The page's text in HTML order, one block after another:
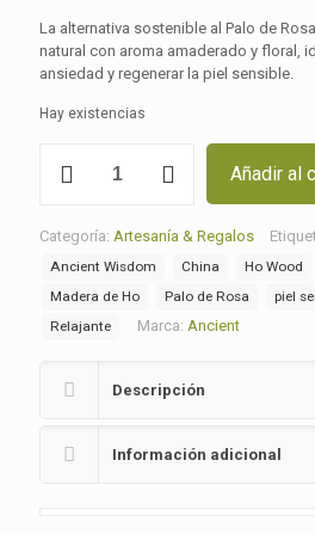
La alternativa sostenible al Palo de
natural con aroma amaderado y floral,
ansiedad y regenerar la piel sensible.
Hay existencias
de
Ho
100%
cantidad
Añadir al
Categoría: Artesanía & Regalos
Ancient Wisdom
China Ho Wood
Madera de Ho
Palo de Rosa piel
Relajante
Marca: Ancient
Descripción
Información adicional